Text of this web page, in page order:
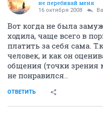
не перебивай меня
16 октября 2008
Вот когда не была
ходила, чаще всего в
платить за себя сама.
человек, и как он
общения (точки зрения
не понравился..
ОТВЕТИТЬ